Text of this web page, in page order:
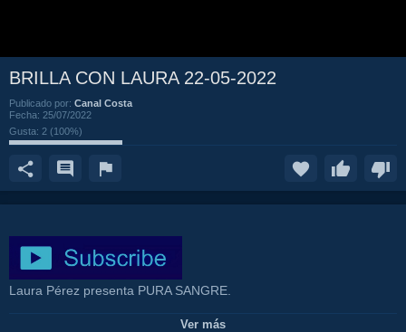
BRILLA CON LAURA 22-05-2022
Publicado por: Canal Costa
Fecha: 25/07/2022
Gusta: 2 (100%)
Laura Pérez presenta PURA SANGRE.
Ver más